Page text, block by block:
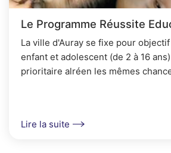
Le Programme Réussite
La ville d'Auray se fixe pour
enfant et adolescent (de 2 à 16
prioritaire alréen les mêmes
Lire la suite